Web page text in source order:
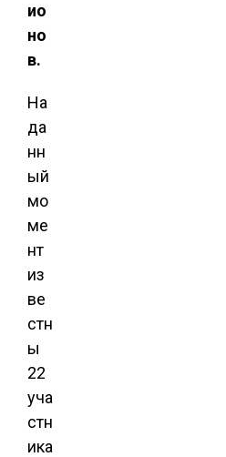
ио
но
в.
На
да
нн
ый
мо
ме
нт
из
ве
стн
ы
22
уча
стн
ика